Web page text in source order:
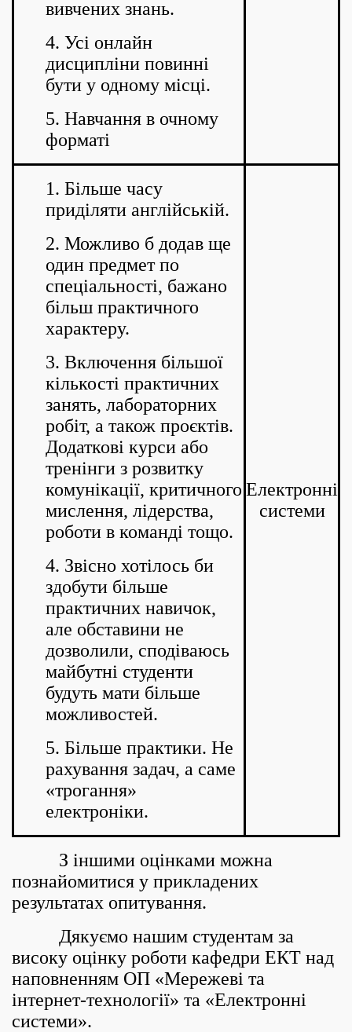
вивчених знань.
4. Усі онлайн
дисципліни повинні
бути у одному місці.
5. Навчання в очному
форматі
1. Більше часу
приділяти англійській.
2. Можливо б додав ще
один предмет по
спеціальності, бажано
більш практичного
характеру.
3. Включення більшої
кількості практичних
занять, лабораторних
робіт, а також проєктів.
Додаткові курси або
тренінги з розвитку
комунікації, критичного
мислення, лідерства,
роботи в команді тощо.
4. Звісно хотілось би
здобути більше
практичних навичок,
але обставини не
дозволили, сподіваюсь
майбутні студенти
будуть мати більше
можливостей.
5. Більше практики. Не
рахування задач, а саме
«трогання»
електроніки.
Електронні
системи
З іншими оцінками можна
познайомитися у прикладених
результатах опитування.
Дякуємо нашим студентам за
високу оцінку роботи кафедри ЕКТ над
наповненням ОП «Мережеві та
інтернет-технології» та «Електронні
системи».